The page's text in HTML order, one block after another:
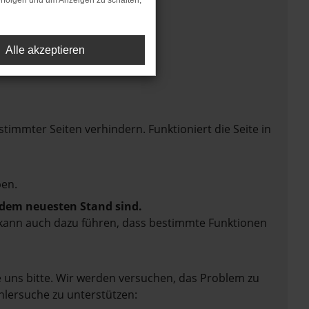
Seiten verhindern. Funktioniert die Seite in
neuesten Stand sind.
auch dazu führen, dass bestimmte Funktionen
bitte. Wir werden versuchen, das Problem zu
zu unterstützen:
Alle akzeptieren